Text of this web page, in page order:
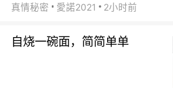
真情秘密 愛諾2021 2小时前
自烧一碗面，简简单单